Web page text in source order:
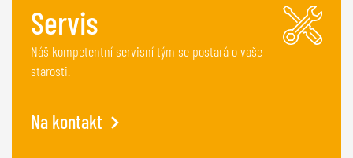
Servis
Náš kompetentní servisní tým se postará o vaše
starosti.
Na kontakt